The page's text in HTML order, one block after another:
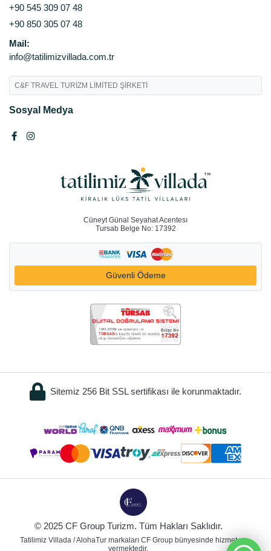
+90 545 309 07 48
+90 850 305 07 48
Mail:
info@tatilimizvillada.com.tr
C&F TRAVEL TURİZM LİMİTED ŞİRKETİ
Sosyal Medya
Cüneyt Günal Seyahat Acentesı
Tursab Belge No: 17392
Güvenli Ödeme
Sitemiz 256 Bit SSL sertifikası ile korunmaktadır.
© 2025 CF Group Turizm. Tüm Hakları Saklıdır.
Tatilimiz Villada / AlohaTur markaları CF Group bünyesinde hizmet
vermektedir.